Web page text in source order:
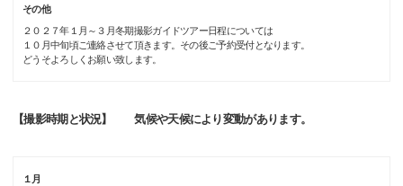
その他
２０２７年１月～３月冬期撮影ガイドツアー日程については
１０月中旬頃ご連絡させて頂きます。その後ご予約受付となります。
どうそよろしくお願い致します。
【撮影時期と状況】 気候や天候により変動があります。
１月